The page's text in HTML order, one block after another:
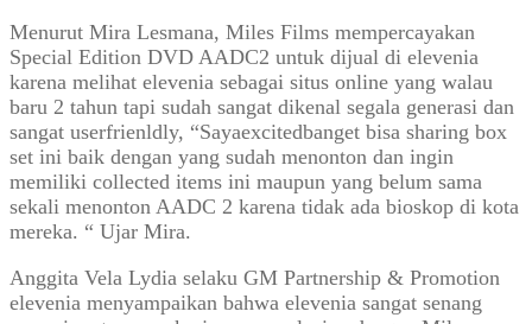
Menurut Mira Lesmana, Miles Films mempercayakan
Special Edition DVD AADC2 untuk dijual di elevenia
karena melihat elevenia sebagai situs online yang walau
baru 2 tahun tapi sudah sangat dikenal segala generasi dan
sangat userfrienldly, “Sayaexcitedbanget bisa sharing box
set ini baik dengan yang sudah menonton dan ingin
memiliki collected items ini maupun yang belum sama
sekali menonton AADC 2 karena tidak ada bioskop di kota
mereka. “ Ujar Mira.
Anggita Vela Lydia selaku GM Partnership & Promotion
elevenia menyampaikan bahwa elevenia sangat senang